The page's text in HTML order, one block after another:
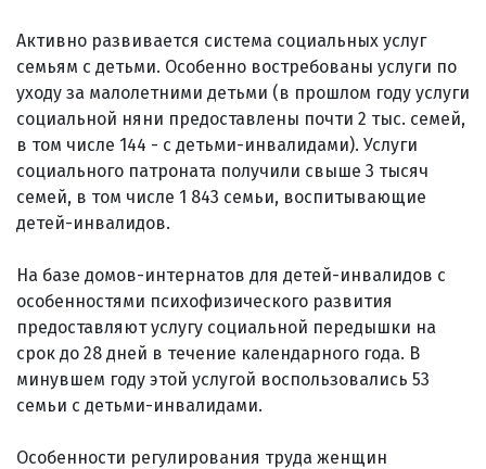
Активно развивается система социальных услуг
семьям с детьми. Особенно востребованы услуги по
уходу за малолетними детьми (в прошлом году услуги
социальной няни предоставлены почти 2 тыс. семей,
в том числе 144 - с детьми-инвалидами). Услуги
социального патроната получили свыше 3 тысяч
семей, в том числе 1 843 семьи, воспитывающие
детей-инвалидов.
На базе домов-интернатов для детей-инвалидов с
особенностями психофизического развития
предоставляют услугу социальной передышки на
срок до 28 дней в течение календарного года. В
минувшем году этой услугой воспользовались 53
семьи с детьми-инвалидами.
Особенности регулирования труда женщин